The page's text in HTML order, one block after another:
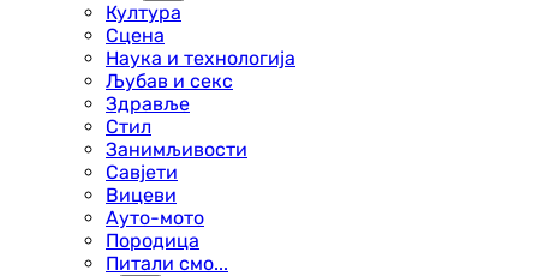
Култура
Сцена
Наука и технологија
Љубав и секс
Здравље
Стил
Занимљивости
Савјети
Вицеви
Ауто-мото
Породица
Питали смо...